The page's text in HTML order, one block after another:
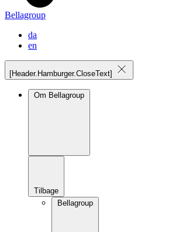
Bellagroup
da
en
[Header.Hamburger.CloseText]
Om Bellagroup
Tilbage
Bellagroup